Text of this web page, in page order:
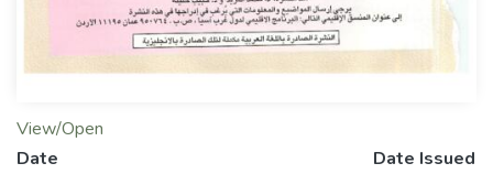
View/Open
Date
Date Issued